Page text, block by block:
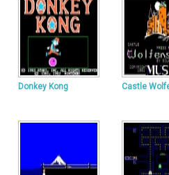
Donkey Kong Castle